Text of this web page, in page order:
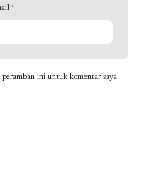
*
peramban ini untuk komentar saya